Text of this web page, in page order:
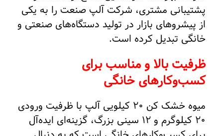
پشتیبانی مشتری، شرکت آلپ صنعت را به یکی
از پیشروهای بازار در تولید دستگاه‌های صنعتی و
خانگی تبدیل کرده است.
ظرفیت بالا و مناسب برای
کسب‌وکارهای خانگی
میوه خشک کن 20 کیلویی آلپ با ظرفیت ورودی
20 کیلوگرم و 12 سینی بزرگ، گزینه‌ای ایده‌آل